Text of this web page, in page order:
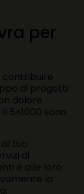
per
contribuire
di progetti
dolore
5×1000 sono
al tuo
di
e alle loro
la